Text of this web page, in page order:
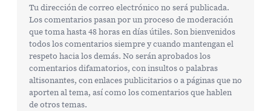
Tu dirección de correo electrónico no será publicada.
Los comentarios pasan por un proceso de moderación
que toma hasta 48 horas en días útiles. Son bienvenidos
todos los comentarios siempre y cuando mantengan el
respeto hacia los demás. No serán aprobados los
comentarios difamatorios, con insultos o palabras
altisonantes, con enlaces publicitarios o a páginas que no
aporten al tema, así como los comentarios que hablen
de otros temas.